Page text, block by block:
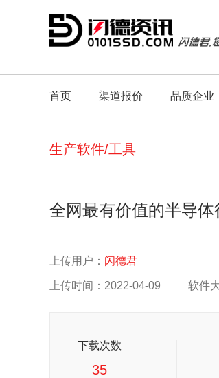
首页 渠道报价 品质企业
生产软件/工具
全网最有价值的半导
上传用户： 闪德君
上传时间：2022-04-09 软件
下载次数
35